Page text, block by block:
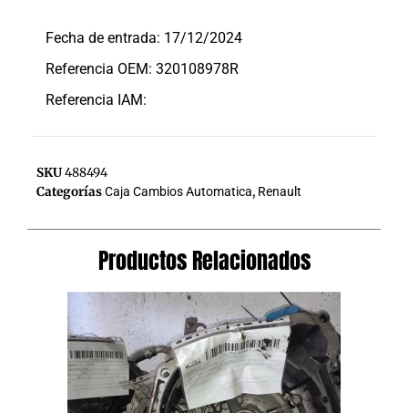
Fecha de entrada: 17/12/2024
Referencia OEM: 320108978R
Referencia IAM:
SKU488494
CategoríasCaja Cambios Automatica, Renault
Productos Relacionados